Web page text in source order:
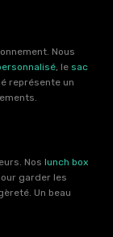
Nous
, le sac
représente un
Nos lunch box
garder les
Un beau